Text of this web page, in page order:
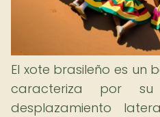
El xote brasileño es un
caracteriza por
desplazamiento